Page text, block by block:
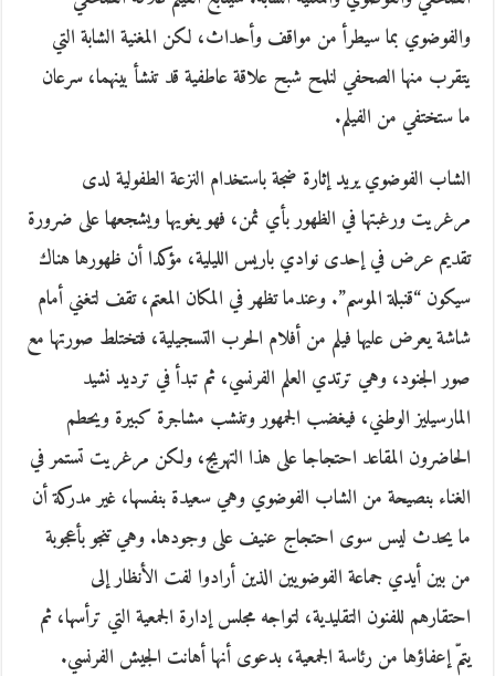
والفوضوي بما سيطرأ من مواقف وأحداث، لكن المغنية الشابة التي
يتقرب منها الصحفي لنلمح شبح علاقة عاطفية قد تنشأ بينهما، سرعان
ما ستختفي من الفيلم.
الشاب الفوضوي يريد إثارة ضجة باستخدام النزعة الطفولية لدى
مرغريت ورغبتها في الظهور بأي ثمن، فهو يغويها ويشجعها على ضرورة
تقديم عرض في إحدى نوادي باريس الليلية، مؤكدا أن ظهورها هناك
سيكون “قنبلة الموسم”. وعندما تظهر في المكان المعتم، تقف لتغني أمام
شاشة يعرض عليها فيلم من أفلام الحرب التسجيلية، فتختلط صورتها مع
صور الجنود، وهي ترتدي العلم الفرنسي، ثم تبدأ في ترديد نشيد
المارسيليز الوطني، فيغضب الجمهور وتنشب مشاجرة كبيرة ويحطم
الحاضرون المقاعد احتجاجا على هذا التهريج، ولكن مرغريت تستمر في
الغناء بنصيحة من الشاب الفوضوي وهي سعيدة بنفسها، غير مدركة أن
ما يحدث ليس سوى احتجاج عنيف على وجودها. وهي تنجو بأعجوبة
من بين أيدي جماعة الفوضويين الذين أرادوا لفت الأنظار إلى
احتقارهم للفنون التقليدية، لتواجه مجلس إدارة الجمعية التي ترأسها، ثم
يتمّ إعفاؤها من رئاسة الجمعية، بدعوى أنها أهانت الجيش الفرنسي.